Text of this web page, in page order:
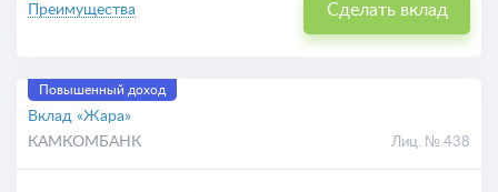
Преимущества Сделать вклад
Повышенный доход
Вклад «Жара»
КАМКОМБАНК
Лиц. № 438